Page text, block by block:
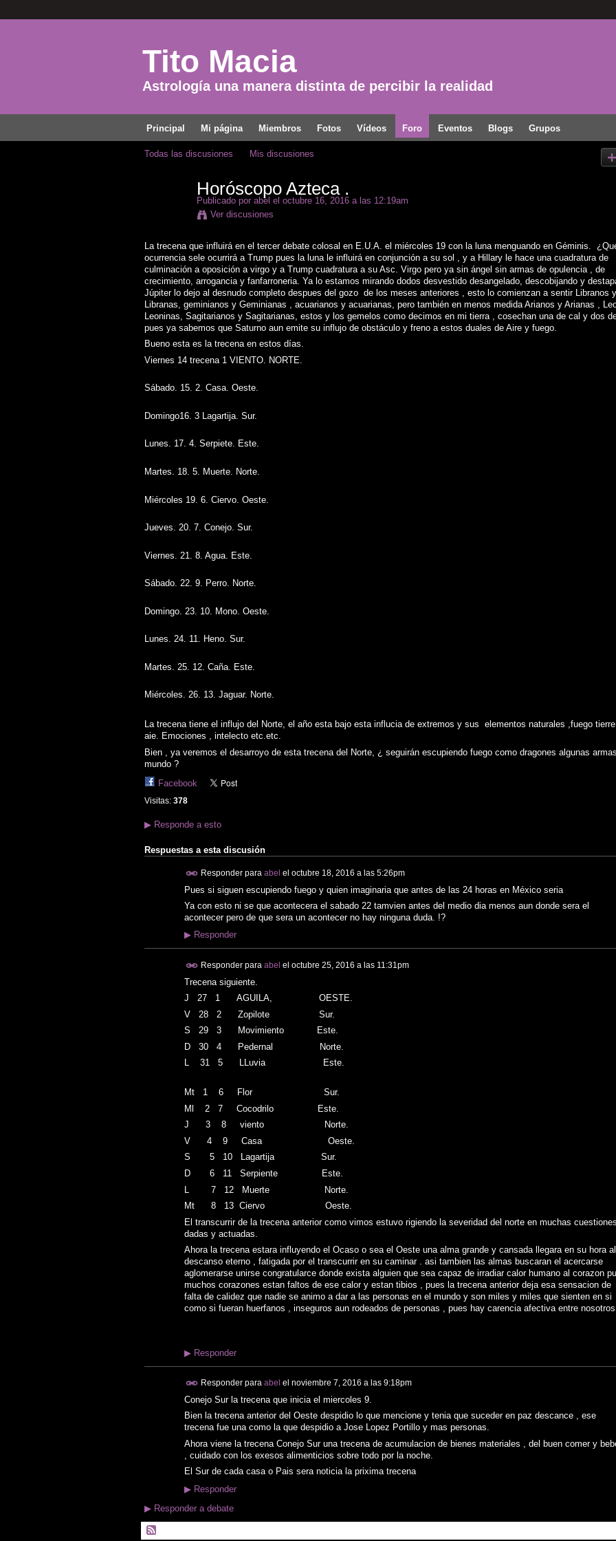
Tito Macia
Astrología una manera distinta de percibir la realidad
Principal Mi página Miembros Fotos Vídeos Foro Eventos Blogs Grupos
Todas las discusiones Mis discusiones
Horóscopo Azteca .
Publicado por abel el octubre 16, 2016 a las 12:19am
Ver discusiones
La trecena que influirá en el tercer debate colosal en E.U.A. el miércoles 19 con la luna menguando en Géminis.
ocurrencia sele ocurrirá a Trump pues la luna le influirá en conjunción a su sol , y a Hillary le hace una cuadratura de
culminación a oposición a virgo y a Trump cuadratura a su Asc. Virgo pero ya sin ángel sin armas de opulencia , de
crecimiento, arrogancia y fanfarroneria. Ya lo estamos mirando dodos desvestido desangelado, descobijando y
Júpiter lo dejo al desnudo completo despues del gozo de los meses anteriores , esto lo comienzan a sentir Libranos y
Libranas, geminianos y Geminianas , acuarianos y acuarianas, pero también en menos medida Arianos y Arianas ,
Leoninas, Sagitarianos y Sagitarianas, estos y los gemelos como decimos en mi tierra , cosechan una de cal y dos
pues ya sabemos que Saturno aun emite su influjo de obstáculo y freno a estos duales de Aire y fuego.
Bueno esta es la trecena en estos días.
Viernes 14 trecena 1 VIENTO. NORTE.
Sábado. 15. 2. Casa. Oeste.
Domingo16. 3 Lagartija. Sur.
Lunes. 17. 4. Serpiete. Este.
Martes. 18. 5. Muerte. Norte.
Miércoles 19. 6. Ciervo. Oeste.
Jueves. 20. 7. Conejo. Sur.
Viernes. 21. 8. Agua. Este.
Sábado. 22. 9. Perro. Norte.
Domingo. 23. 10. Mono. Oeste.
Lunes. 24. 11. Heno. Sur.
Martes. 25. 12. Caña. Este.
Miércoles. 26. 13. Jaguar. Norte.
La trecena tiene el influjo del Norte, el año esta bajo esta influcia de extremos y sus elementos naturales ,fuego
aie. Emociones , intelecto etc.etc.
Bien , ya veremos el desarroyo de esta trecena del Norte, ¿ seguirán escupiendo fuego como dragones algunas
mundo ?
Facebook
Visitas: 378
▶Responde a esto
Respuestas a esta discusión
Responder para abel el octubre 18, 2016 a las 5:26pm
Pues si siguen escupiendo fuego y quien imaginaria que antes de las 24 horas en México seria
Ya con esto ni se que acontecera el sabado 22 tamvien antes del medio dia menos aun donde sera el
acontecer pero de que sera un acontecer no hay ninguna duda. !?
▶Responder
Responder para abel el octubre 25, 2016 a las 11:31pm
Trecena siguiente.
J 27 1 AGUILA, OESTE.
V 28 2 Zopilote Sur.
S 29 3 Movimiento Este.
D 30 4 Pedernal Norte.
L 31 5 LLuvia Este.
Mt 1 6 Flor Sur.
Ml 2 7 Cocodrilo Este.
J 3 8 viento Norte.
V 4 9 Casa Oeste.
S 5 10 Lagartija Sur.
D 6 11 Serpiente Este.
L 7 12 Muerte Norte.
Mt 8 13 Ciervo Oeste.
El transcurrir de la trecena anterior como vimos estuvo rigiendo la severidad del norte en muchas
dadas y actuadas.
Ahora la trecena estara influyendo el Ocaso o sea el Oeste una alma grande y cansada llegara en su hora al
descanso eterno , fatigada por el transcurrir en su caminar . asi tambien las almas buscaran el acercarse
aglomerarse unirse congratularce donde exista alguien que sea capaz de irradiar calor humano al corazon
muchos corazones estan faltos de ese calor y estan tibios , pues la trecena anterior deja esa sensacion de
falta de calidez que nadie se animo a dar a las personas en el mundo y son miles y miles que sienten en si
como si fueran huerfanos , inseguros aun rodeados de personas , pues hay carencia afectiva entre
▶Responder
Responder para abel el noviembre 7, 2016 a las 9:18pm
Conejo Sur la trecena que inicia el miercoles 9.
Bien la trecena anterior del Oeste despidio lo que mencione y tenia que suceder en paz descance , ese
trecena fue una como la que despidio a Jose Lopez Portillo y mas personas.
Ahora viene la trecena Conejo Sur una trecena de acumulacion de bienes materiales , del buen comer y
, cuidado con los exesos alimenticios sobre todo por la noche.
El Sur de cada casa o Pais sera noticia la prixima trecena
▶Responder
▶Responder a debate